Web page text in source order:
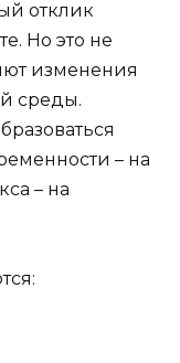
отклик
Но это не
изменения
среды.
– на
– на